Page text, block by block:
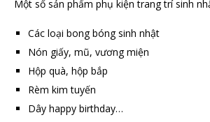
Một số sản phẩm phụ kiện trang trí sinh
Các loại bong bóng sinh nhật
Nón giấy, mũ, vương miện
Hộp quà, hộp bắp
Rèm kim tuyến
Dây happy birthday…